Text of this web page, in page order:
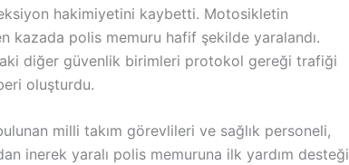
hakimiyetini kaybetti. Motosikletin
kazada polis memuru hafif şekilde yaralandı.
diğer güvenlik birimleri protokol gereği trafiği
oluşturdu.
milli takım görevlileri ve sağlık personeli,
inerek yaralı polis memuruna ilk yardım desteği